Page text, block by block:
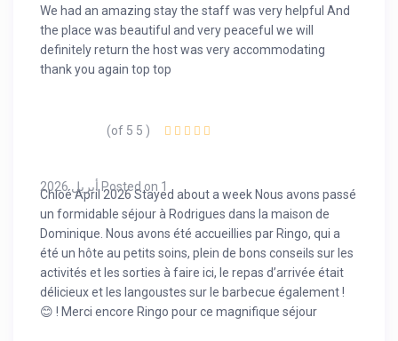
We had an amazing stay the staff was very helpful And
the place was beautiful and very peaceful we will
definitely return the host was very accommodating
thank you again top top
Posted on 1 أبريل 2026
( 5 of 5)
Chloé April 2026 Stayed about a week Nous avons passé
un formidable séjour à Rodrigues dans la maison de
Dominique. Nous avons été accueillies par Ringo, qui a
été un hôte au petits soins, plein de bons conseils sur les
activités et les sorties à faire ici, le repas d’arrivée était
délicieux et les langoustes sur le barbecue également !
Merci encore Ringo pour ce magnifique séjour ! 😊